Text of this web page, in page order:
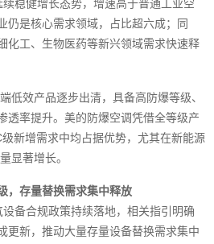
稳健增长态势，增速高于普通工业空
仍是核心需求领域，占比超六成；同
化工、生物医药等新兴领域需求快速释
低效产品逐步出清，具备高防爆等级、
透率提升。美的防爆空调凭借全等级产
新增需求中均占据优势，尤其在新能源
显著增长。
，存量替换需求集中释放
备合规政策持续落地，相关指引明确
更新，推动大量存量设备替换需求集中